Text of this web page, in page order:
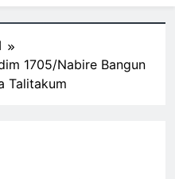
1705/Nabire Bangun
Talitakum